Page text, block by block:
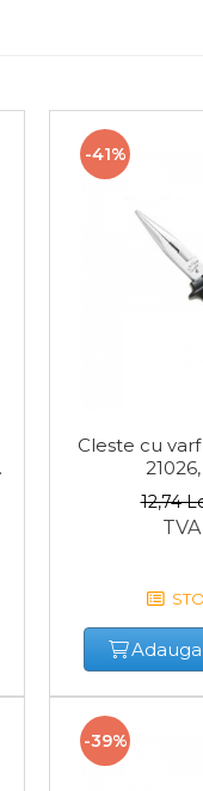
-41%
Cleste cu
12,74
-39%